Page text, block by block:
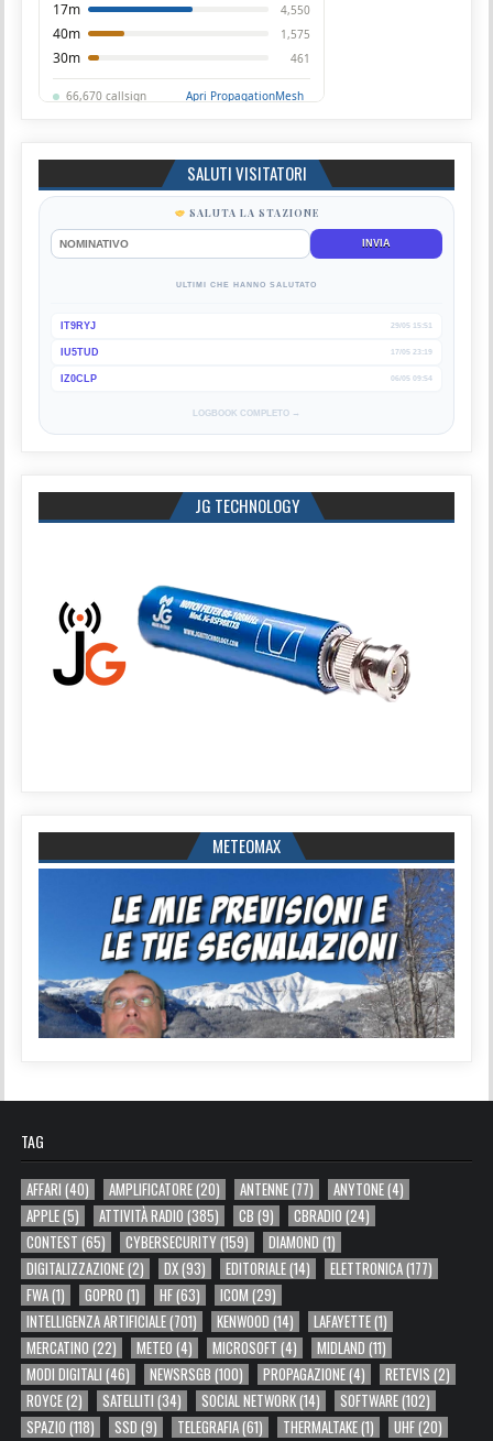
SALUTI VISITATORI
SALUTA LA STAZIONE
INVIA
ULTIMI CHE HANNO SALUTATO
IT9RYJ 29/05 15:51
IU5TUD 17/05 23:19
IZ0CLP 06/05 09:54
LOGBOOK COMPLETO →
JG TECHNOLOGY
METEOMAX
TAG
AFFARI (40) AMPLIFICATORE(20) ANTENNE(77) ANYTONE(4)
APPLE(5) ATTIVITÀ RADIO (385) CB (9) CBRADIO (24)
CONTEST (65) CYBERSECURITY(159) DIAMOND (1)
DIGITALIZZAZIONE(2) DX(93) EDITORIALE(14) ELETTRONICA(177)
FWA(1) GOPRO (1) HF(63) ICOM (29)
INTELLIGENZA ARTIFICIALE(701) KENWOOD (14) LAFAYETTE(1)
MERCATINO (22) METEO (4) MICROSOFT (4) MIDLAND (11)
MODI DIGITALI (46) NEWSRSGB (100) PROPAGAZIONE(4) RETEVIS (2)
ROYCE(2) SATELLITI (34) SOCIAL NETWORK(14) SOFTWARE(102)
SPAZIO (118) SSD (9) TELEGRAFIA(61) THERMALTAKE(1) UHF(20)